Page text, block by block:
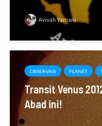
Avivah Yamani
OBSERVASI PLANET
Transit Venus
Abad ini!